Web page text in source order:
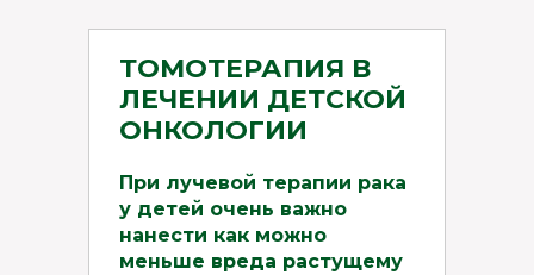
ТОМОТЕРАПИЯ В
ЛЕЧЕНИИ ДЕТСКОЙ
ОНКОЛОГИИ
При лучевой терапии рака
у детей очень важно
нанести как можно
меньше вреда растущему